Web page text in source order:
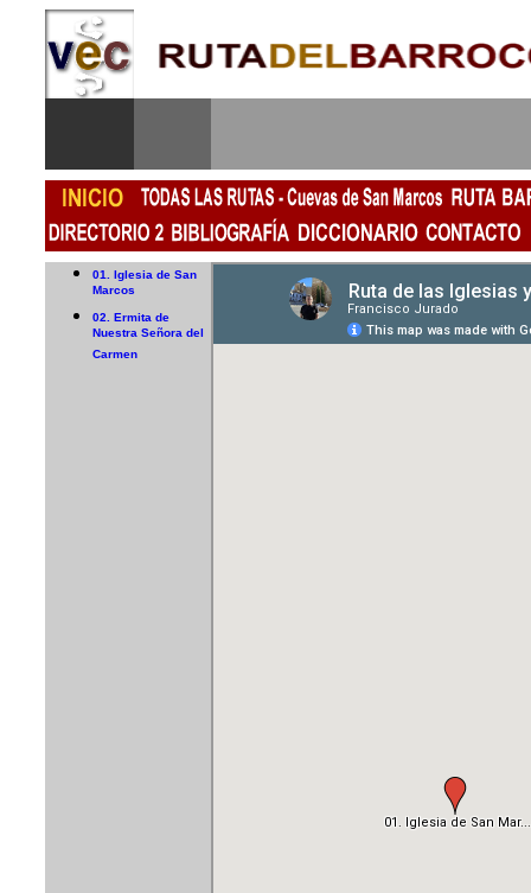
01. Iglesia de San
Marcos
02. Ermita de
Nuestra Señora del
Carmen